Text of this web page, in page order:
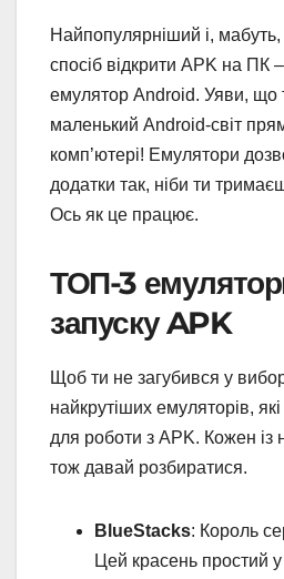
Найпопулярніший і,
спосіб відкрити APK на ПК
емулятор Android. Уяви, що
маленький Android-світ
комп’ютері! Емулятори
додатки так, ніби ти
Ось як це працює.
ТОП-3
запуску APK
Щоб ти не загубився у
найкрутіших емуляторів,
для роботи з APK. Кожен із
тож давай розбиратися.
BlueStacks: Король
Цей красень простий у